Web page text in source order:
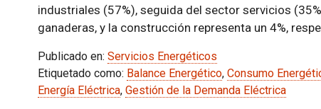
industriales (57%), seguida del sector servicios
ganaderas, y la construcción representa un 4%,
Publicado en: Servicios Energéticos
Etiquetado como: Balance Energético, Consumo
Energía Eléctrica, Gestión de la Demanda Eléctrica